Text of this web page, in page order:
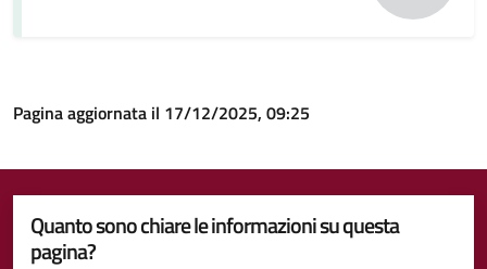
Pagina aggiornata il 17/12/2025, 09:25
Quanto sono chiare le informazioni su questa
pagina?